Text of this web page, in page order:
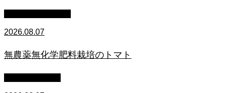
2026.08.07
無農薬無化学肥料栽培のトマト